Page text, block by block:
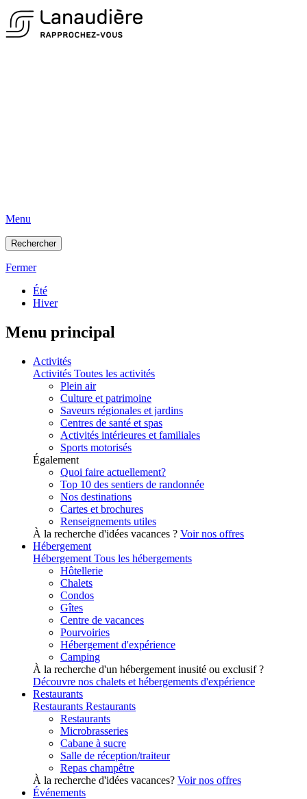
Menu
Rechercher
Fermer
Été
Hiver
Menu principal
Activités
Activités Toutes les activités
Plein air
Culture et patrimoine
Saveurs régionales et jardins
Centres de santé et spas
Activités intérieures et familiales
Sports motorisés
Également
Quoi faire actuellement?
Top 10 des sentiers de randonnée
Nos destinations
Cartes et brochures
Renseignements utiles
À la recherche d'idées vacances ? Voir nos offres
Hébergement
Hébergement Tous les hébergements
Hôtellerie
Chalets
Condos
Gîtes
Centre de vacances
Pourvoiries
Hébergement d'expérience
Camping
À la recherche d'un hébergement inusité ou exclusif ?
Découvre nos chalets et hébergements d'expérience
Restaurants
Restaurants Restaurants
Restaurants
Microbrasseries
Cabane à sucre
Salle de réception/traiteur
Repas champêtre
À la recherche d'idées vacances? Voir nos offres
Événements